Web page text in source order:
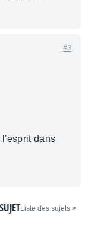
#3
l'esprit dans
< Liste des sujets